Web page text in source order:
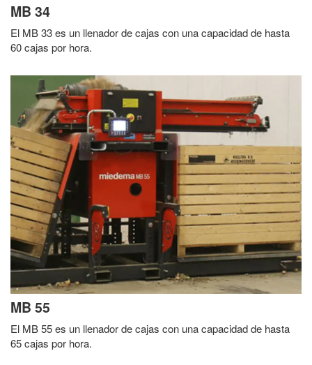
MB 34
El MB 33 es un llenador de cajas con una capacidad de hasta
60 cajas por hora.
MB 55
El MB 55 es un llenador de cajas con una capacidad de hasta
65 cajas por hora.